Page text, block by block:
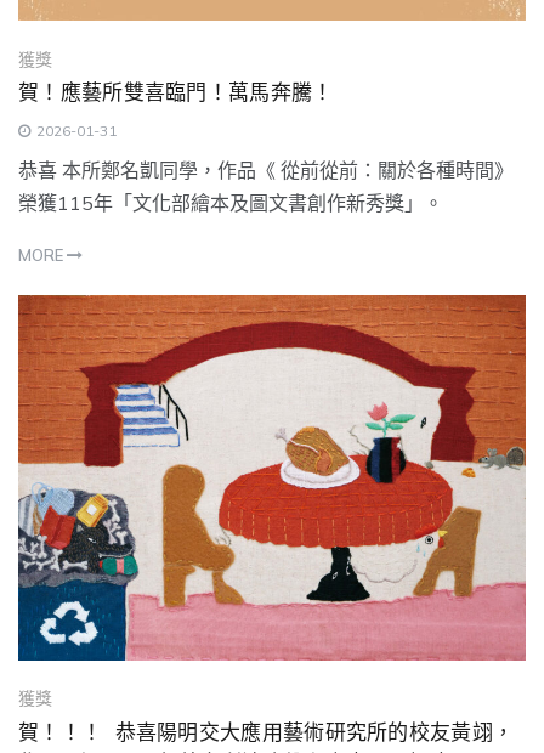
獲獎
賀！應藝所雙喜臨門！萬馬奔騰！
2026-01-31
恭喜 本所鄭名凱同學，作品《 從前從前：關於各種時間》
榮獲115年「文化部繪本及圖文書創作新秀獎」。
MORE
獲獎
賀！！！ 恭喜陽明交大應用藝術研究所的校友黃翊，